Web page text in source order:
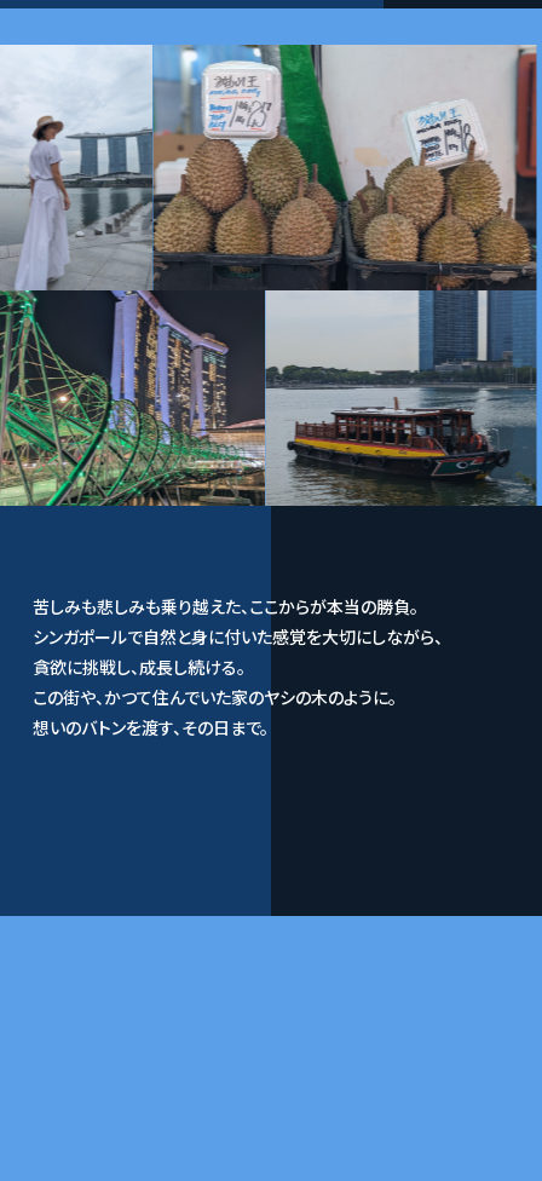
苦しみも悲しみも乗り越えた、ここからが本当の勝負。
シンガポールで自然と身に付いた感覚を大切にしながら、
貪欲に挑戦し、成長し続ける。
この街や、かつて住んでいた家のヤシの木のように。
想いのバトンを渡す、その日まで。